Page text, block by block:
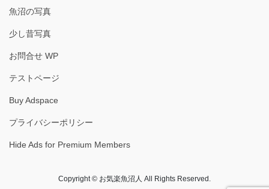
魚沼の写真
少し昔写真
お問合せ WP
テストページ
Buy Adspace
プライバシーポリシー
Hide Ads for Premium Members
Copyright © お気楽魚沼人 All Rights Reserved.